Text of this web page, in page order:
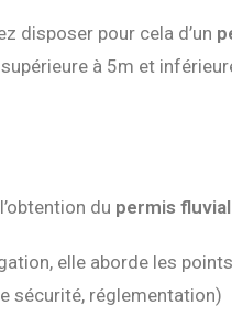
disposer pour cela d’un
à 5m et
du permis fluvial
elle aborde les
sécurité, réglementation)